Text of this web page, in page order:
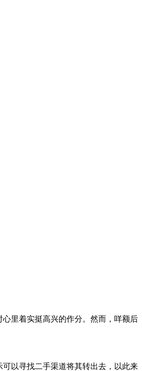
里着实挺高兴的作分。然而，咩额后
以寻找二手渠道将其转出去，以此来